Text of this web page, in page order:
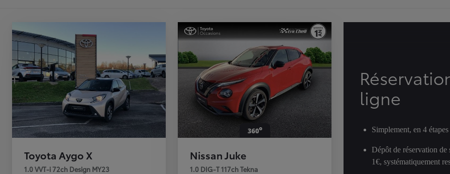
Toyota Aygo X
1.0 VVT-i 72ch Design MY23
Nissan Juke
1.0 DIG-T 117ch Tekna
ligne
Simplement, en 4 étapes
Dépôt de réservation de
1€, systématiquement